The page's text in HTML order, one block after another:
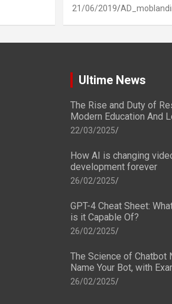
21/06/2019
Ultime News
The Rise and Duty of
Modern Education And
22/03/2025
How AI is changing
development forever
26/02/2025
GPT-4 Cheat Sheet:
is it Capable Of?
26/02/2025
The Science of Chatbot
Name Your Bot, with
26/02/2025